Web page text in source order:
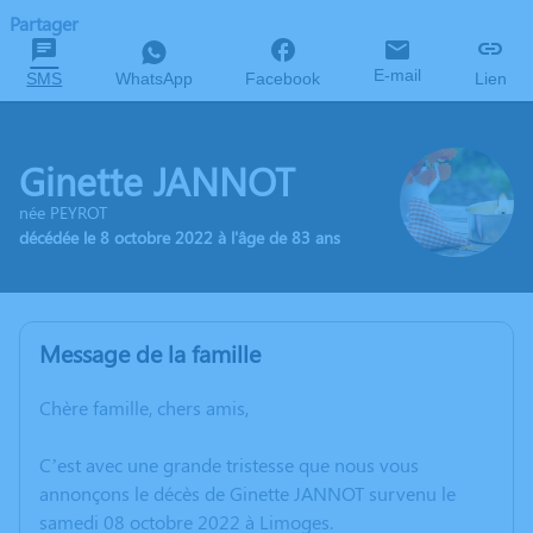
Partager
SMS WhatsApp Facebook E-mail Lien
Ginette JANNOT
née PEYROT
décédée le 8 octobre 2022 à l'âge de 83 ans
Message de la famille
Chère famille, chers amis,
C’est avec une grande tristesse que nous vous
annonçons le décès de Ginette JANNOT survenu le
samedi 08 octobre 2022 à Limoges.